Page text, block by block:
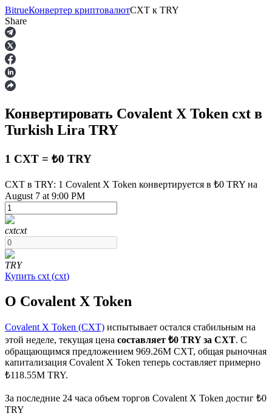
Фьючерсы
USDT-фьючерсы
Фьючерсы с использованием USDT в качестве
Фьючерсы на COIN-M
Криптовалютные фьючерсы
BitrueКонвертер криптовалютCXT к TRY
Share
Конвертировать Covalent X Token cxt в
Turkish Lira TRY
1 CXT = ₺0 TRY
CXT в TRY: 1 Covalent X Token конвертируется в ₺0 TRY на
August 7 at 9:00 PM
cxtcxt
TRY
Купить cxt (cxt)
О Covalent X Token
Covalent X Token (CXT) испытывает остался стабильным на
этой неделе, текущая цена составляет ₺0 TRY за CXT. С
обращающимся предложением 969.26M CXT, общая рыночная
капитализация Covalent X Token теперь составляет примерно
₺118.55M TRY.
За последние 24 часа объем торгов Covalent X Token достиг ₺0
TRY